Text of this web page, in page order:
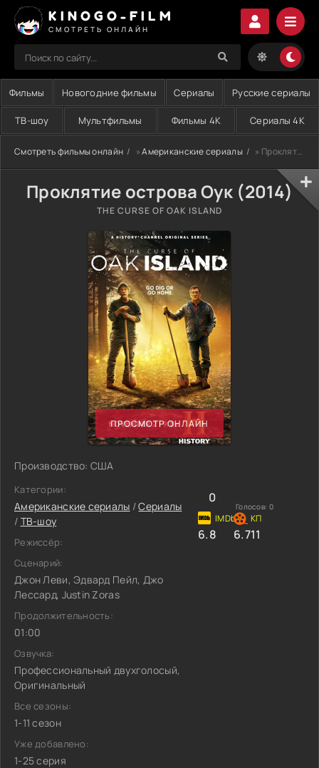
KINOGO-FILM
СМОТРЕТЬ ОНЛАЙН
Фильмы Новогодние фильмы Сериалы Русские сериалы
ТВ-шоу Мультфильмы Фильмы 4K Сериалы 4K
Смотреть фильмы онлайн »Американские сериалы » Проклятие острова Оук (2014)
Проклятие острова Оук (2014)
THE CURSE OF OAK ISLAND
ПРОСМОТР ОНЛАЙН
Производство: США
Категории:
Американские сериалы /Сериалы
/ ТВ-шоу
Режиссёр:
Сценарий:
Джон Леви, Эдвард Пейл, Джо
Лессард, Justin Zoras
Продолжительность:
01:00
Озвучка:
Профессиональный двухголосый,
Оригинальный
Все сезоны:
1-11 сезон
Уже добавлено:
1-25 серия
0
Голосов: 0
6.8 6.711